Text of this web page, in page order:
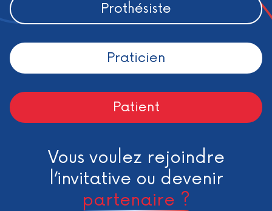
Prothésiste
Praticien
Patient
Vous voulez rejoindre
l’invitative ou devenir
partenaire ?